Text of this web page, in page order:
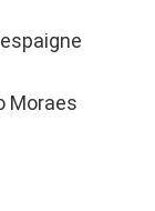
Moraes